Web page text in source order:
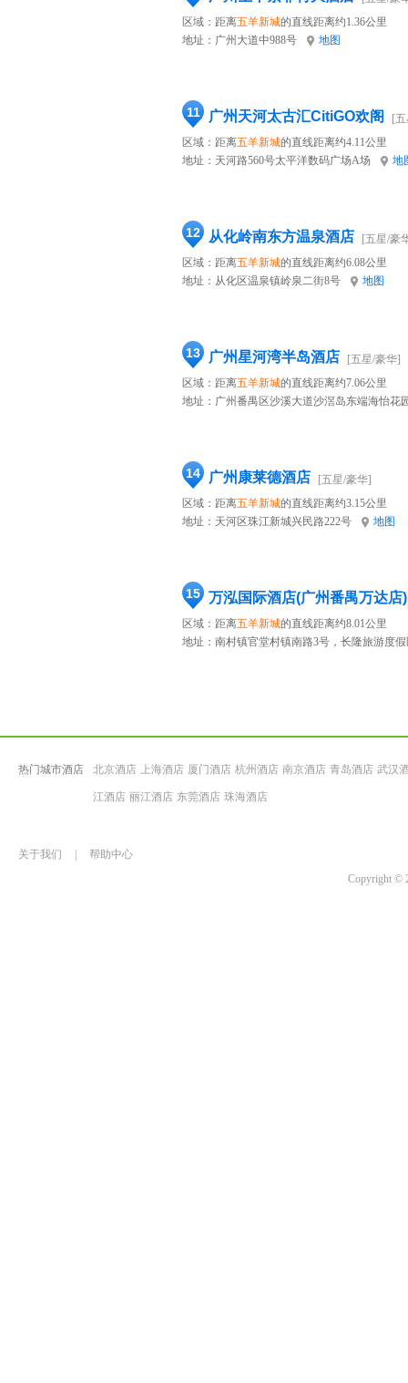
区域：距离五羊新城的直线距离约1.36公里
地址： 广州大道中988号 地图
11 广州天河太古汇CitiGO欢阁
[
区域：距离五羊新城的直线距离约4.11公里
地址： 天河路560号太平洋数码广场A场 地
12 从化岭南东方温泉酒店
[五星/豪
区域：距离五羊新城的直线距离约6.08公里
地址： 从化区温泉镇岭泉二街8号 地图
13 广州星河湾半岛酒店
[五星/豪华]
区域：距离五羊新城的直线距离约7.06公里
地址： 广州番禺区沙溪大道沙滘岛东端海怡花
14 广州康莱德酒店
[五星/豪华]
区域：距离五羊新城的直线距离约3.15公里
地址： 天河区珠江新城兴民路222号 地图
15 万泓国际酒店(广州番禺万达店)
区域：距离五羊新城的直线距离约8.01公里
地址： 南村镇官堂村镇南路3号，长隆旅游度
热门城市酒店 北京酒店 上海酒店 厦门酒店 杭州酒店 南京酒店 青岛酒店 武汉
江酒店 丽江酒店 东莞酒店 珠海酒店
关于我们
帮助中心
Copyright ©